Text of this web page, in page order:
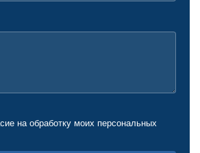
на обработку моих персональных